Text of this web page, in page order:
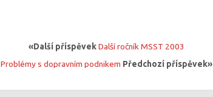
«Další příspěvekDalší ročník MSST 2003
Problémy s dopravním podnikem Předchozí příspěvek»